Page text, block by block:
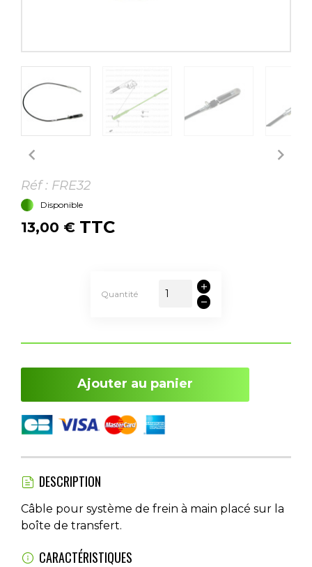
 
Réf : FRE32
Disponible
13,00 € TTC
Quantité
Ajouter au panier
DESCRIPTION
Câble pour système de frein à main placé sur la
boîte de transfert.
CARACTÉRISTIQUES